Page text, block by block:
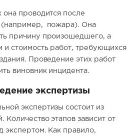
она проводится после
(например, пожара). Она
причину произошедшего, а
и стоимость работ, требующихся
Проведение этих работ
виновник инцидента.
экспертизы
экспертизы состоит из
Количество этапов зависит от
экспертом. Как правило,